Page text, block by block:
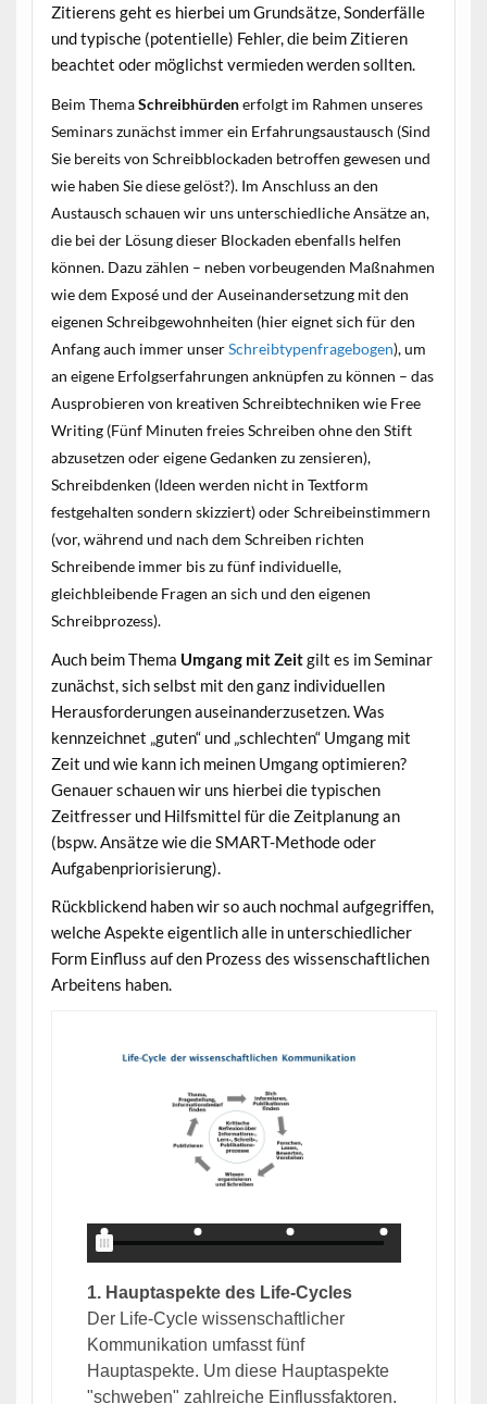
Zitierens geht es hierbei um Grundsätze, Sonderfälle
und typische (potentielle) Fehler, die beim Zitieren
beachtet oder möglichst vermieden werden sollten.
Beim ThemaSchreibhürdenerfolgt im Rahmen unseres
Seminars zunächst immer ein Erfahrungsaustausch (Sind
Sie bereits von Schreibblockaden betroffen gewesen und
wie haben Sie diese gelöst?). Im Anschluss an den
Austausch schauen wir uns unterschiedliche Ansätze an,
die bei der Lösung dieser Blockaden ebenfalls helfen
können. Dazu zählen – neben vorbeugenden Maßnahmen
wie dem Exposé und der Auseinandersetzung mit den
eigenen Schreibgewohnheiten (hier eignet sich für den
Anfang auch immer unserSchreibtypenfragebogen), um
an eigene Erfolgserfahrungen anknüpfen zu können – das
Ausprobieren von kreativen Schreibtechniken wie Free
Writing (Fünf Minuten freies Schreiben ohne den Stift
abzusetzen oder eigene Gedanken zu zensieren),
Schreibdenken (Ideen werden nicht in Textform
festgehalten sondern skizziert) oder Schreibeinstimmern
(vor, während und nach dem Schreiben richten
Schreibende immer bis zu fünf individuelle,
gleichbleibende Fragen an sich und den eigenen
Schreibprozess).
Auch beim Thema Umgang mit Zeitgilt es im Seminar
zunächst, sich selbst mit den ganz individuellen
Herausforderungen auseinanderzusetzen. Was
kennzeichnet „guten“ und „schlechten“ Umgang mit
Zeit und wie kann ich meinen Umgang optimieren?
Genauer schauen wir uns hierbei die typischen
Zeitfresser und Hilfsmittel für die Zeitplanung an
(bspw. Ansätze wie die SMART-Methode oder
Aufgabenpriorisierung).
Rückblickend haben wir so auch nochmal aufgegriffen,
welche Aspekte eigentlich alle in unterschiedlicher
Form Einfluss auf den Prozess des wissenschaftlichen
Arbeitens haben.